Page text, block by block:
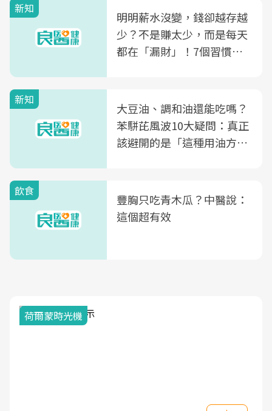
新知
明明薪水沒變，錢卻越存越
少？不是賺太少，而是每天
都在「漏財」！7個習慣一
新知
大豆油、調和油還能吃嗎？
苯駢芘風波10大疑問：真正
該避開的是「這種用油方
飲食
豐胸只吃青木瓜？中醫說：
這個超有效
荷爾蒙時光機